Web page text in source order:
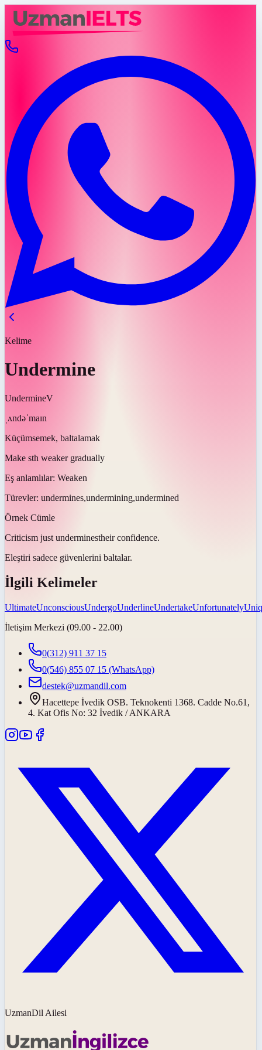
Kelime
Undermine
UndermineV
ˌʌndəˈmaɪn
Küçümsemek, baltalamak
Make sth weaker gradually
Eş anlamlılar: Weaken
Türevler: undermines,undermining,undermined
Örnek Cümle
Criticism just underminestheir confidence.
Eleştiri sadece güvenlerini baltalar.
İlgili Kelimeler
UltimateUnconsciousUndergoUnderlineUndertakeUnfortunately
İletişim Merkezi (09.00 - 22.00)
0(312) 911 37 15
0(546) 855 07 15 (WhatsApp)
destek@uzmandil.com
Hacettepe İvedik OSB. Teknokenti 1368. Cadde No.61,
4. Kat Ofis No: 32 İvedik / ANKARA
UzmanDil Ailesi